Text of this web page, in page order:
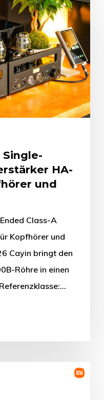
HA-
und
Class-A
Kopfhörer und
Cayin bringt den
Röhre in einen